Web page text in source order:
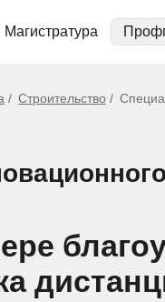
Магистратура
Строительство